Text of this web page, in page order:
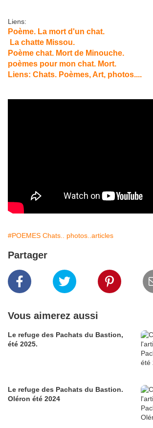
Liens:
Poème. La mort d'un chat.
La chatte Missou.
Poème chat. Mort de Minouche.
poèmes pour mon chat. Mort.
Liens: Chats. Poèmes, Art, photos....
#POEMES Chats.. photos..articles
Partager
Vous aimerez aussi
Le refuge des Pachats du Bastion,
été 2025.
Le refuge des Pachats du Bastion.
Oléron été 2024